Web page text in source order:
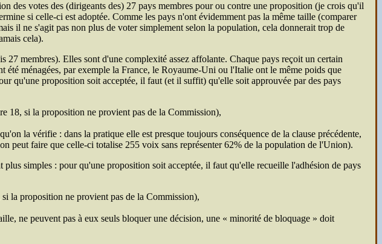
des votes des (dirigeants des) 27 pays membres pour ou contre une proposition (je crois qu'il
si celle-ci est adoptée. Comme les pays n'ont évidemment pas la même taille (comparer
il ne s'agit pas non plus de voter simplement selon la population, cela donnerait trop de
cela).
membres). Elles sont d'une complexité assez affolante. Chaque pays reçoit un certain
ménagées, par exemple la France, le Royaume-Uni ou l'Italie ont le même poids que
qu'une proposition soit acceptée, il faut (et il suffit) qu'elle soit approuvée par des pays
18, si la proposition ne provient pas de la Commission),
la vérifie : dans la pratique elle est presque toujours conséquence de la clause précédente,
peut faire que celle-ci totalise 255 voix sans représenter 62% de la population de l'Union).
simples : pour qu'une proposition soit acceptée, il faut qu'elle recueille l'adhésion de pays
la proposition ne provient pas de la Commission),
ne peuvent pas à eux seuls bloquer une décision, une « minorité de bloquage » doit